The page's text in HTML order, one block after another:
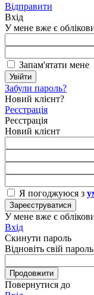
Відправити
Вхід
У мене вже є
Запам'ятати мене
Увійти
Забули пароль?
Новий клієнт?
Реєстрація
Реєстрація
Новий клієнт
Я погоджуюся з
Зареєструватися
У мене вже є
Вхід
Скинути пароль
Відновіть свій пароль
Продовжити
Повернутися до